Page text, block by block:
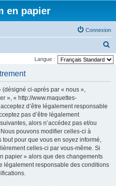
en papier
Connexion
e
Langue :
(désigné ci-après par « nous »,
», « http://www.maquettes-
d’être légalement responsable
pas d’être légalement
alors n’accédez pas et/ou
pouvons modifier celles-ci à
tout pour que vous en soyez informé,
celles-ci par vous-même. Si
papier » alors que des changements
légalement responsable des conditions